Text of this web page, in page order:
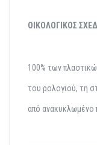
ΟΙΚΟΛΟΓΙΚΟΣ
100% των
του ρολογιού, τη
από ανακυκλωμένο